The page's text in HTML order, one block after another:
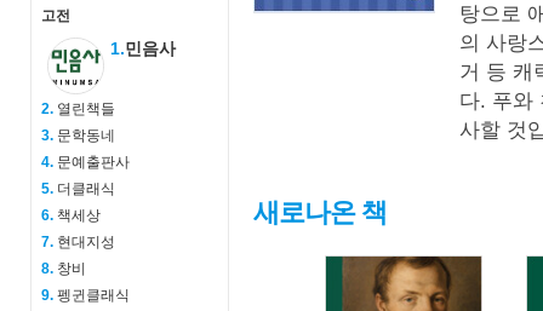
고전
1.민음사
2. 열린책들
3. 문학동네
4. 문예출판사
5. 더클래식
6. 책세상
7. 현대지성
8. 창비
9. 펭귄클래식
탕으로
의 사랑
거 등 캐
다. 푸와
사할 것
새로나온 책